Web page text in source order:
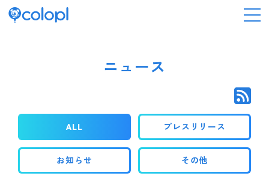
IR情報
ニュース
ALL プレスリリース
お知らせ その他